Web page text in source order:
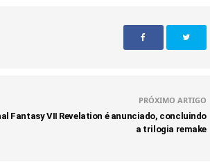
PRÓXIMO ARTIGO
Fantasy VII Revelation é anunciado, concluindo
a trilogia remake